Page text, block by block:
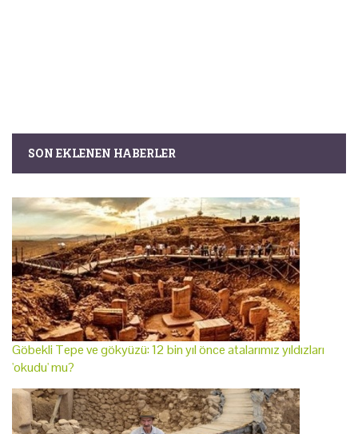
SON EKLENEN HABERLER
Göbekli Tepe ve gökyüzü: 12 bin yıl önce atalarımız yıldızları
'okudu' mu?